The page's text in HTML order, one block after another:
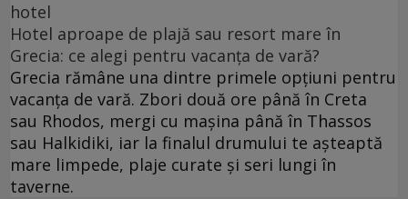
hotel
Hotel aproape de plajă sau resort mare în
Grecia: ce alegi pentru vacanța de vară?
Grecia rămâne una dintre primele opțiuni pentru
vacanța de vară. Zbori două ore până în Creta
sau Rhodos, mergi cu mașina până în Thassos
sau Halkidiki, iar la finalul drumului te așteaptă
mare limpede, plaje curate și seri lungi în
taverne.